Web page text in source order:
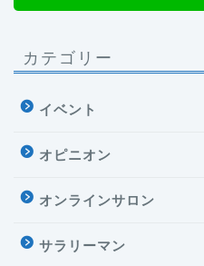
カテゴリー
イベント
オピニオン
オンラインサロン
サラリーマン